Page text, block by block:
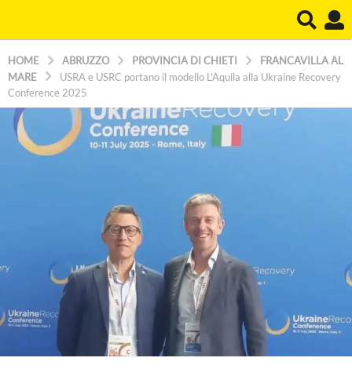
HOME ABRUZZO PROVINCIA DI CHIETI
FRANCAVILLA AL
MARE
USRA e USRC portano il modello L'Aquila alla Ukraine Recovery
Conference 2025